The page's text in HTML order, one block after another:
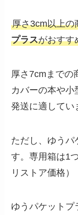
厚さ3cm以上の
プラスがおすす
厚さ7cmまでの
カバーの本や
発送に適してい
ただし、ゆうパ
す。専用箱は1
リストア価格）
ゆうパケットプ